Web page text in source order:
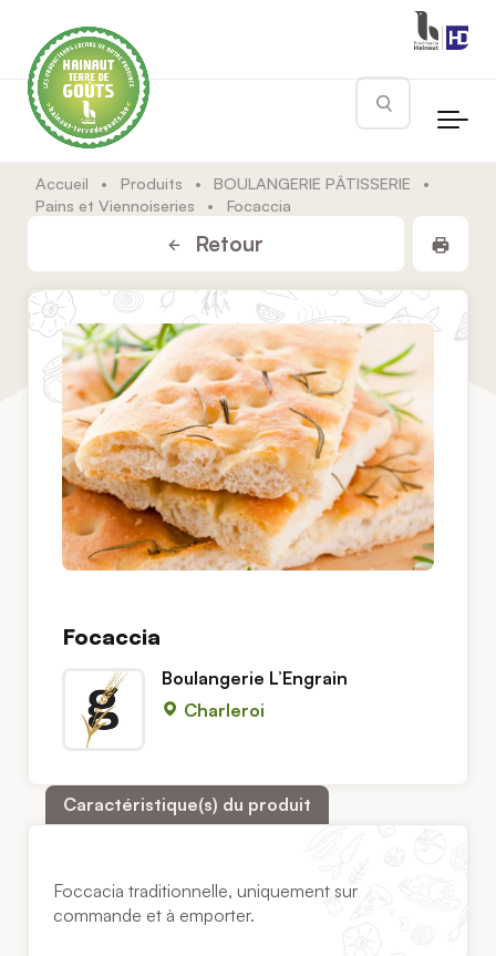
Rechercher
Accueil • Produits • BOULANGERIE PÂTISSERIE
•
Pains et Viennoiseries
• Focaccia
Retour
Focaccia
Boulangerie L’Engrain
Charleroi
Caractéristique(s) du produit
Foccacia traditionnelle, uniquement sur
commande et à emporter.